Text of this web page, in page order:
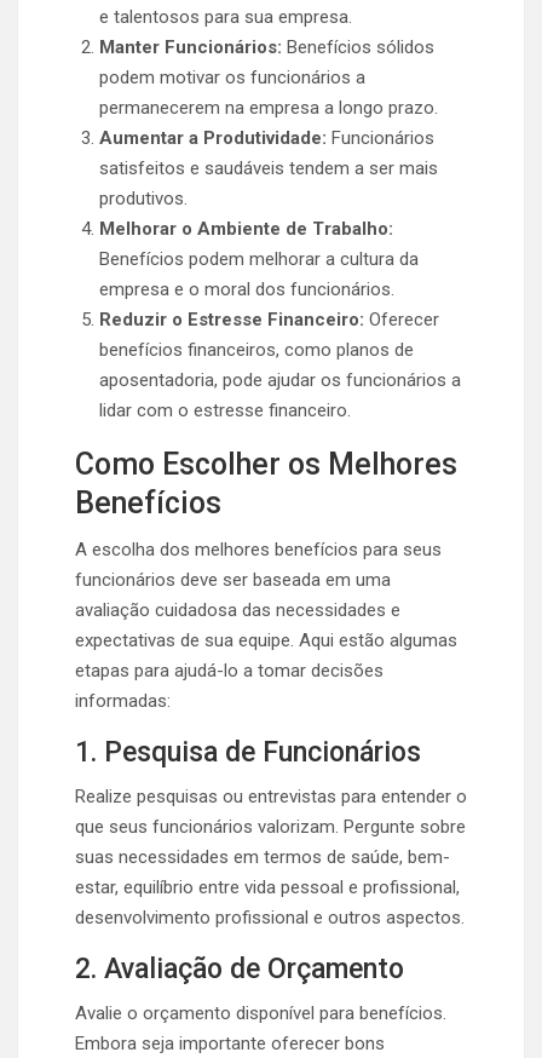
e talentosos para sua empresa.
Manter Funcionários: Benefícios sólidos
podem motivar os funcionários a
permanecerem na empresa a longo prazo.
Aumentar a Produtividade: Funcionários
satisfeitos e saudáveis tendem a ser mais
produtivos.
Melhorar o Ambiente de Trabalho:
Benefícios podem melhorar a cultura da
empresa e o moral dos funcionários.
Reduzir o Estresse Financeiro: Oferecer
benefícios financeiros, como planos de
aposentadoria, pode ajudar os funcionários a
lidar com o estresse financeiro.
Como Escolher os Melhores
Benefícios
A escolha dos melhores benefícios para seus
funcionários deve ser baseada em uma
avaliação cuidadosa das necessidades e
expectativas de sua equipe. Aqui estão algumas
etapas para ajudá-lo a tomar decisões
informadas:
1. Pesquisa de Funcionários
Realize pesquisas ou entrevistas para entender o
que seus funcionários valorizam. Pergunte sobre
suas necessidades em termos de saúde, bem-
estar, equilíbrio entre vida pessoal e profissional,
desenvolvimento profissional e outros aspectos.
2. Avaliação de Orçamento
Avalie o orçamento disponível para benefícios.
Embora seja importante oferecer bons